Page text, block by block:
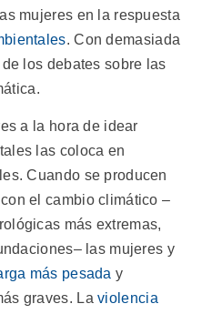
mujeres en la respuesta
. Con demasiada
los debates sobre las
a la hora de idear
las coloca en
Cuando se producen
el cambio climático –
más extremas,
las mujeres y
más pesada y
graves. Laviolencia